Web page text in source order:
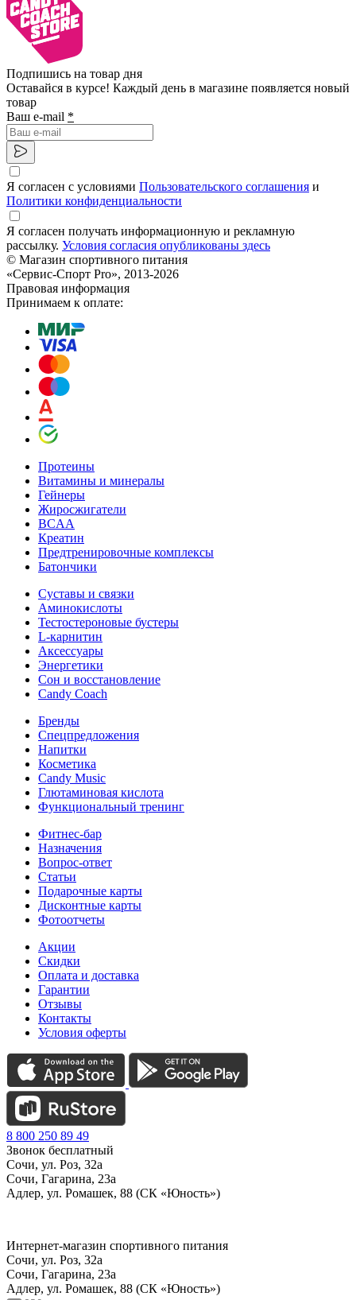
Подпишись на товар дня
Оставайся в курсе! Каждый день в магазине появляется новый
товар
Ваш e-mail *
Я согласен с условиями Пользовательского соглашения и
Политики конфиденциальности
Я согласен получать информационную и рекламную
рассылку. Условия согласия опубликованы здесь
© Магазин спортивного питания
«Сервис-Спорт Pro», 2013-2026
Правовая информация
Принимаем к оплате:
Протеины
Витамины и минералы
Гейнеры
Жиросжигатели
BCAA
Креатин
Предтренировочные комплексы
Батончики
Суставы и связки
Аминокислоты
Тестостероновые бустеры
L-карнитин
Аксессуары
Энергетики
Сон и восстановление
Candy Coach
Бренды
Спецпредложения
Напитки
Косметика
Candy Music
Глютаминовая кислота
Функциональный тренинг
Фитнес-бар
Назначения
Вопрос-ответ
Статьи
Подарочные карты
Дисконтные карты
Фотоотчеты
Акции
Скидки
Оплата и доставка
Гарантии
Отзывы
Контакты
Условия оферты
8 800 250 89 49
Звонок бесплатный
Сочи, ул. Роз, 32а
Сочи, Гагарина, 23а
Адлер, ул. Ромашек, 88 (СК «Юность»)
Интернет-магазин спортивного питания
Сочи, ул. Роз, 32а
Сочи, Гагарина, 23а
Адлер, ул. Ромашек, 88 (СК «Юность»)